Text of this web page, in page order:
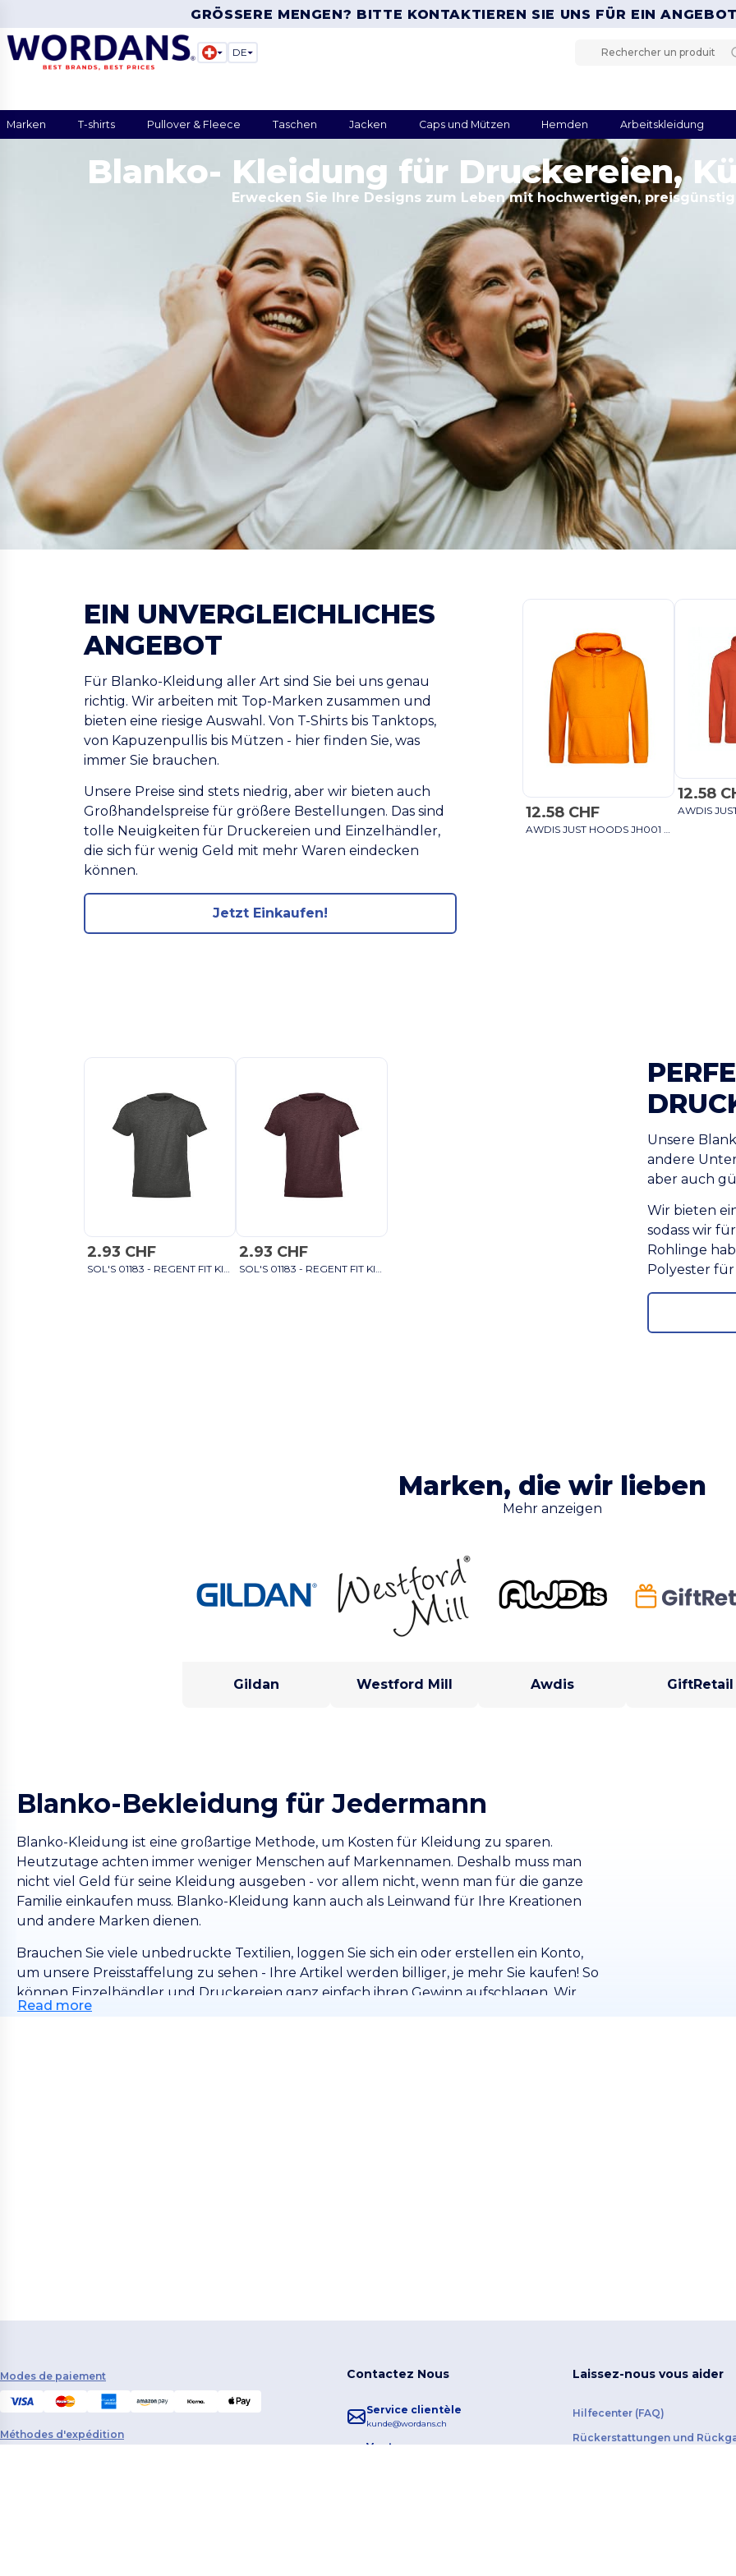
GRÖSSERE MENGEN? BITTE KONTAKTIEREN SIE UNS FÜR EIN
DE
Marken T-shirts Pullover & Fleece Taschen Jacken Caps und Mützen Hemden Arbeitskleidung
Blanko- Kleidung für Druckereien,
Erwecken Sie Ihre Designs zum Leben mit hochwertigen,
EIN UNVERGLEICHLICHES
ANGEBOT
12.58 CHF
12.58
Für Blanko-Kleidung aller Art sind Sie bei uns genau
richtig. Wir arbeiten mit Top-Marken zusammen und
bieten eine riesige Auswahl. Von T-Shirts bis Tanktops,
von Kapuzenpullis bis Mützen - hier finden Sie, was
immer Sie brauchen.
Unsere Preise sind stets niedrig, aber wir bieten auch
Großhandelspreise für größere Bestellungen. Das sind
tolle Neuigkeiten für Druckereien und Einzelhändler,
die sich für wenig Geld mit mehr Waren eindecken
können.
Jetzt Einkaufen!
2.93 CHF 2.93 CHF
Unsere
andere
aber auch
Wir bieten
sodass wir
Rohlinge
Polyester
Marken, die wir lieben
Mehr anzeigen
Gildan Westford Mill Awdis GiftRetail
Blanko-Bekleidung für Jedermann
Blanko-Kleidung ist eine großartige Methode, um Kosten für Kleidung zu sparen.
Heutzutage achten immer weniger Menschen auf Markennamen. Deshalb muss man
nicht viel Geld für seine Kleidung ausgeben - vor allem nicht, wenn man für die ganze
Familie einkaufen muss. Blanko-Kleidung kann auch als Leinwand für Ihre Kreationen
und andere Marken dienen.
Brauchen Sie viele unbedruckte Textilien, loggen Sie sich ein oder erstellen ein Konto,
um unsere Preisstaffelung zu sehen - Ihre Artikel werden billiger, je mehr Sie kaufen! So
können Einzelhändler und Druckereien ganz einfach ihren Gewinn aufschlagen. Wir
bieten eine riesige Bandbreite verschiedener Stile, Materialien und Farben an, sodass Sie
Read more
Modes de paiement
Méthodes d'expédition
Contactez Nous
Service clientèle
kunde@wordans.ch
Vente
Laissez-nous vous aider
Hilfecenter (FAQ)
Rückerstattungen und